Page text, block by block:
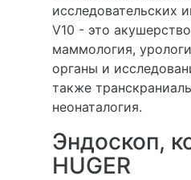
исследовательских
V10 - это
маммология,
органы и
также
неонаталогия.
Эндоскоп,
HUGER